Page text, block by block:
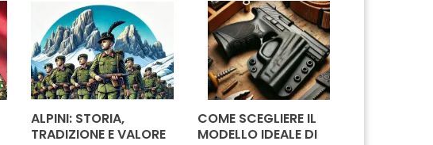
aggiungendo un tocco di
classe alla...
ALPINI: STORIA,
TRADIZIONE E VALORE
COME SCEGLIERE IL
MODELLO IDEALE DI